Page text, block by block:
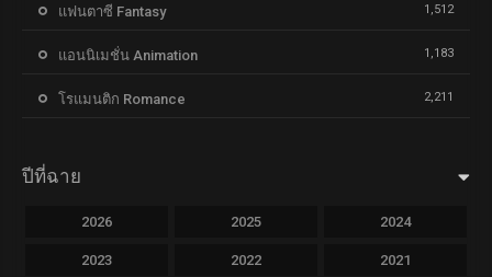
แฟนตาซี Fantasy 1,512
แอนนิเมชั่น Animation 1,183
โรแมนติก Romance 2,211
ปีที่ฉาย
2026 2025 2024
2023 2022 2021